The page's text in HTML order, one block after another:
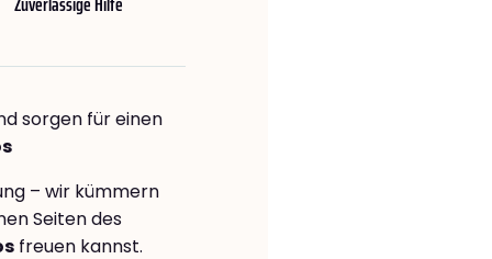
sorgen für einen
– wir kümmern
Seiten des
freuen kannst.